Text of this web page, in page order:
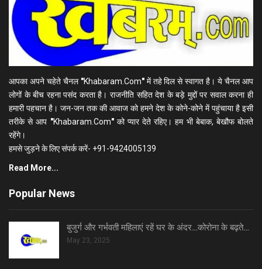
आपका अपने चहेते चैनल "Khabaram.Com"में तहे दिल से स्वागत है। ये चैनल आप
लोगों के बीच रहना पसंद करता है। राजनीति सहित देश के बड़े मुद्दों पर सवाल करना ही
हमारी पहचान है। जन-जन तक की आवाज को हमने देश के कोने-कोने में पहुंचाया है इसी
तरीके से आप "Khabaram.Com"को प्यार देते रहिए। हम भी बेबाक, बेखौफ बोलते
रहेंगे।
हमसे जुड़ने के लिए संपर्क करें- +91-9424005139
Read More...
Popular News
बुजुर्ग और गर्भवती महिलाएं रहें घर के अंदर…कोरोना के बढ़ते…
May 23, 2025